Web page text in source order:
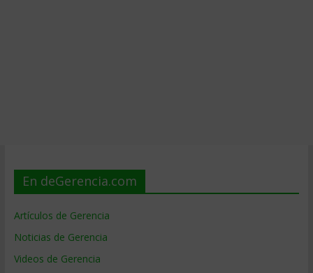
En deGerencia.com
Artículos de Gerencia
Noticias de Gerencia
Videos de Gerencia